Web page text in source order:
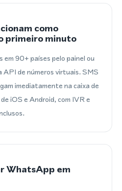
como
primeiro minuto
em 90+ países pelo painel ou
de números virtuais. SMS
imediatamente na caixa de
iOS e Android, com IVR e
WhatsApp em